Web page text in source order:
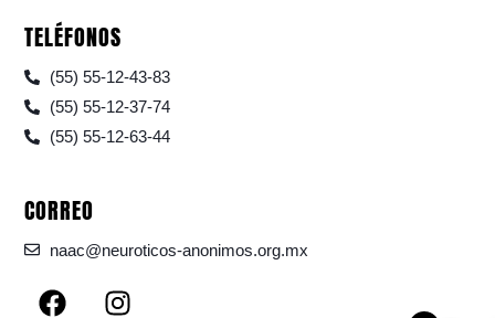
TELÉFONOS
(55) 55-12-43-83
(55) 55-12-37-74
(55) 55-12-63-44
CORREO
naac@neuroticos-anonimos.org.mx
F
I